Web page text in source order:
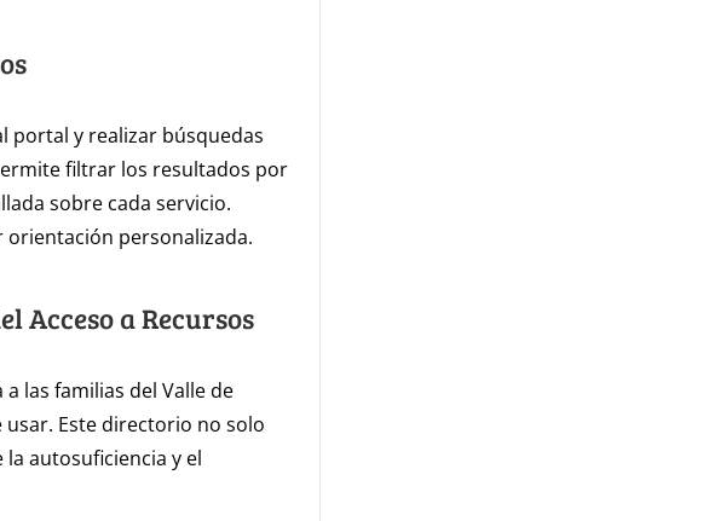
portal y realizar búsquedas
filtrar los resultados por
sobre cada servicio.
orientación personalizada.
Acceso a Recursos
las familias del Valle de
usar. Este directorio no solo
autosuficiencia y el